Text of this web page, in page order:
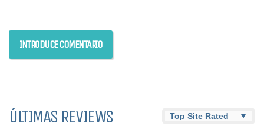
ÚLTIMAS REVIEWS